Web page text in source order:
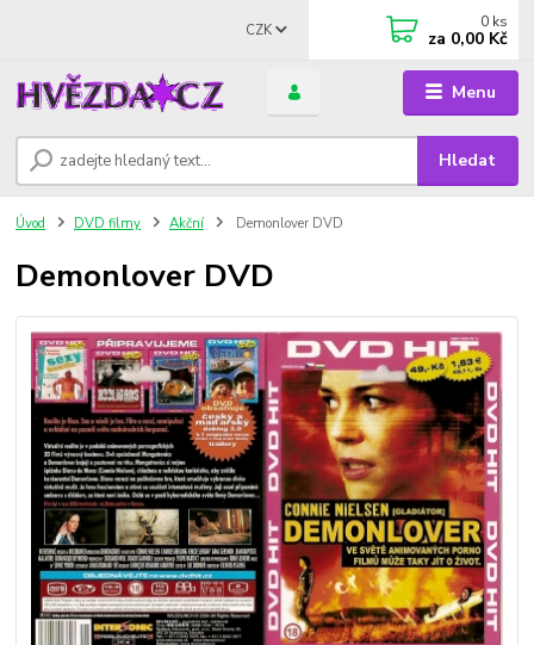
Menu
CZK
Hledat
0 ks
za 0,00 Kč
Úvod DVD filmy Akční Demonlover DVD
Demonlover DVD